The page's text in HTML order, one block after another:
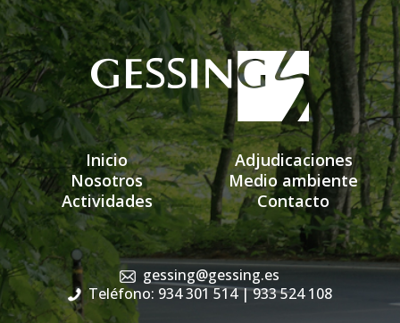
Inicio
Nosotros
Actividades
Adjudicaciones
Medio ambiente
Contacto
gessing@gessing.es
Teléfono: 934 301 514| 933 524 108